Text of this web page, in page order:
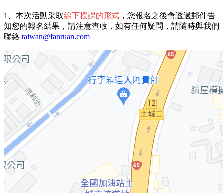
1、本次活動采取線下授課的形式 ，您報名之後會透過郵件告
知您的報名結果，請注意查收，如有任何疑問，請隨時與我們
聯絡 taiwan@fanruan.com